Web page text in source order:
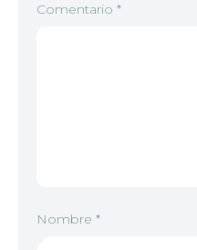
Comentario *
Nombre *